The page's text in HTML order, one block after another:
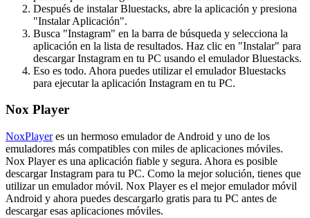
Después de instalar Bluestacks, abre la aplicación y presiona
"Instalar Aplicación".
Busca "Instagram" en la barra de búsqueda y selecciona la
aplicación en la lista de resultados. Haz clic en "Instalar" para
descargar Instagram en tu PC usando el emulador Bluestacks.
Eso es todo. Ahora puedes utilizar el emulador Bluestacks
para ejecutar la aplicación Instagram en tu PC.
Nox Player
NoxPlayeres un hermoso emulador de Android y uno de los
emuladores más compatibles con miles de aplicaciones móviles.
Nox Player es una aplicación fiable y segura. Ahora es posible
descargar Instagram para tu PC. Como la mejor solución, tienes que
utilizar un emulador móvil. Nox Player es el mejor emulador móvil
Android y ahora puedes descargarlo gratis para tu PC antes de
descargar esas aplicaciones móviles.